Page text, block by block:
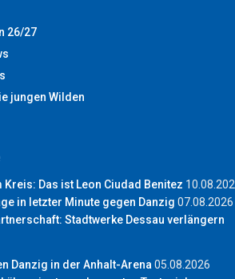
26/27
jungen Wilden
Das ist Leon Ciudad Benitez
in letzter Minute gegen Danzig 07.08.2026
Stadtwerke Dessau verlängern
Danzig in der Anhalt-Arena05.08.2026